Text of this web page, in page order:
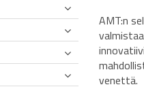
AMT:n
venettä.